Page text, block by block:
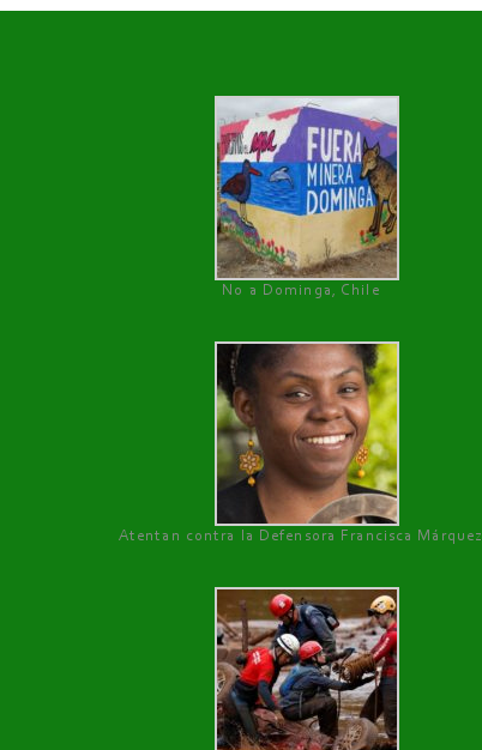
No a Dominga, Chile
Atentan contra la Defensora Francisca Márquez